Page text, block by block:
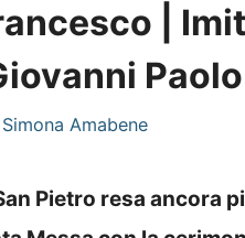
|
Simona Amabene
Pietro resa ancora